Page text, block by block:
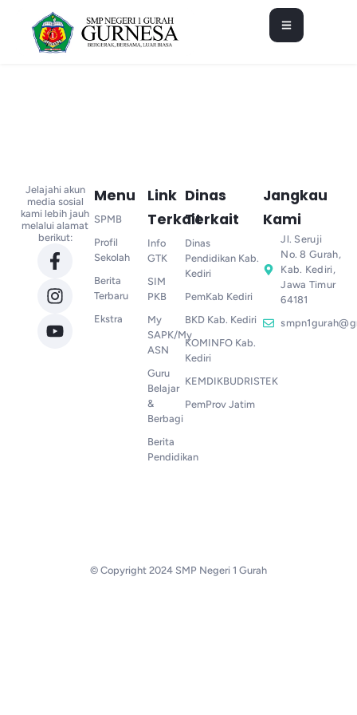
Jelajahi akun
media sosial
kami lebih jauh
melalui alamat
berikut:
Menu
SPMB
Profil
Sekolah
Berita
Terbaru
Ekstra
Link
Terkait
Info
GTK
SIM
PKB
My
SAPK/My
ASN
Guru
Belajar
&
Berbagi
Berita
Pendidikan
Dinas
Terkait
Dinas
Pendidikan Kab.
Kediri
PemKab Kediri
BKD Kab. Kediri
KOMINFO Kab.
Kediri
KEMDIKBUDRISTEK
PemProv Jatim
Jangkau
Kami
Jl. Seruji
No. 8 Gurah,
Kab. Kediri,
Jawa Timur
64181
© Copyright 2024 SMP Negeri 1 Gurah